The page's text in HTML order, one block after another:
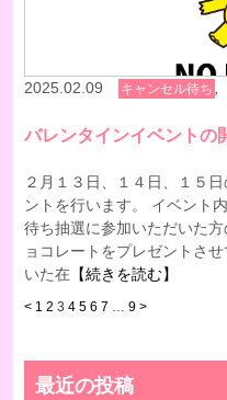
2025.02.09 キャンセル待ち ,
バレンタインイベントの
２月１３日、１４日、１５
ントを行います。 イベント
待ち抽選に参加いただいた
ョコレートをプレゼントさ
いた在【続きを読む】
< 1 2 3 4 5 6 7 9 >
最近の投稿